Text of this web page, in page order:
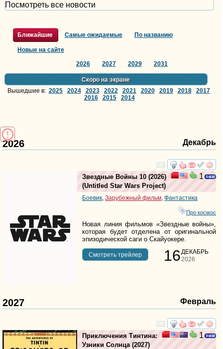
Посмотреть все новости
Ближайшие Самые ожидаемые По названию
Новые на сайте
2026
2027 2029 2031
Скоро на экране
Вышедшие в: 2025 2024 2023 2022 2021 2020 2019 2018
2017
2016
2015 2014
2026 Декабрь
смотреть
1
Звездные Войны 10 (2026)
(Untitled Star Wars Project)
Боевик, Зарубежный фильм, Фантастика
Про космос
Новая линия фильмов «Звездные войны»,
которая будет отделена от оригинальной
эпизодической саги о Скайуокере.
16 ДЕКАБРЬ
2026
Cмотреть трейлер
2027 Февраль
смотреть
1
Приключения Тинтина:
Узники Солнца(2027)